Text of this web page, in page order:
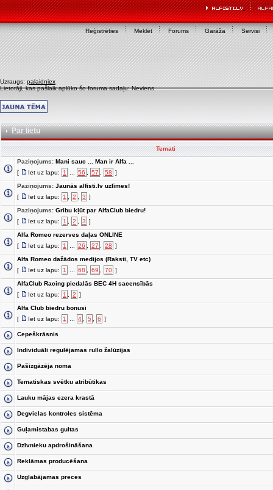
Reģistrēties Meklēt Forums Garāža Servisi
Uzraugs: palaidniex
Lietotāji, kas pašlaik aplūko šo foruma sadaļu: Neviens
Par lietu
Temati
Paziņojums: Mani sauc ... Man ir Alfa ...
[
Iet uz lapu: 1 56 57 58 ]
Paziņojums: Jaunās alfisti.lv uzlīmes!
[
Iet uz lapu: 1 2 3 ]
Paziņojums: Gribu kļūt par AlfaClub biedru!
[
Iet uz lapu: 1 2 3 ]
Alfa Romeo rezerves daļas ONLINE
[
Iet uz lapu: 1 26 27 28 ]
Alfa Romeo dažādos medijos (Raksti, TV etc)
[
Iet uz lapu: 1 68 69 70 ]
AlfaClub Racing piedalās BEC 4H sacensībās
[
Iet uz lapu: 1 2 ]
Alfa Club biedru bonusi
[
Iet uz lapu: 1 4 5 6 ]
Cepeškrāsnis
Individuāli regulējamas rullo žalūzijas
Pašizgāzēja noma
Tematiskas svētku atribūtikas
Lauku mājas ezera krastā
Degvielas kontroles sistēma
Guļamistabas gultas
Dzīvnieku apdrošināšana
Reklāmas producēšana
Uzglabājamas preces